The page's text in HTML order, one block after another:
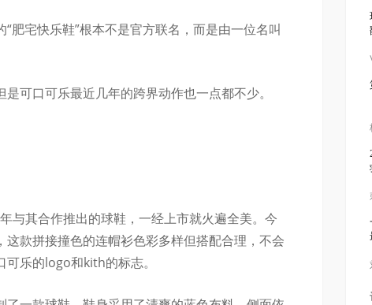
肥宅快乐鞋”根本不是官方联名，而是由一位名叫
可口可乐最近几年的跨界动作也一点都不少。
与其合作推出的球鞋，一经上市就火遍全美。今
款拼接撞色的连帽衫色彩多样但搭配合理，不会
乐的logo和kith的标志。